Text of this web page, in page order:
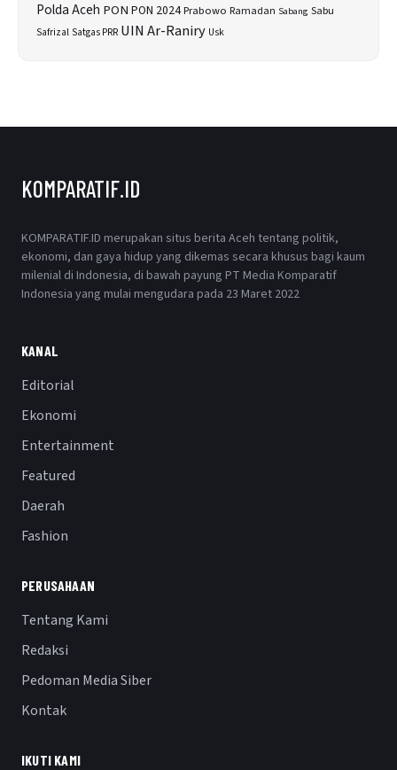
Polda Aceh PON PON 2024Prabowo Ramadan Sabang Sabu
SafrizalSatgas PRR UIN Ar-Raniry Usk
KOMPARATIF.ID
KOMPARATIF.ID merupakan situs berita Aceh tentang politik,
ekonomi, dan gaya hidup yang dikemas secara khusus bagi kaum
milenial di Indonesia, di bawah payung PT Media Komparatif
Indonesia yang mulai mengudara pada 23 Maret 2022
KANAL
Editorial
Ekonomi
Entertainment
Featured
Daerah
Fashion
PERUSAHAAN
Tentang Kami
Redaksi
Pedoman Media Siber
Kontak
IKUTI KAMI